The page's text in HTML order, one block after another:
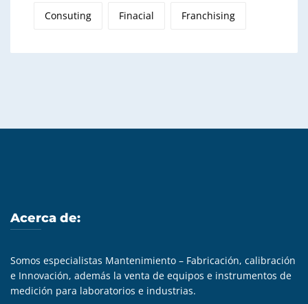
Consuting Finacial Franchising
Acerca de:
Somos especialistas Mantenimiento – Fabricación, calibración
e Innovación, además la venta de equipos e instrumentos de
medición para laboratorios e industrias.